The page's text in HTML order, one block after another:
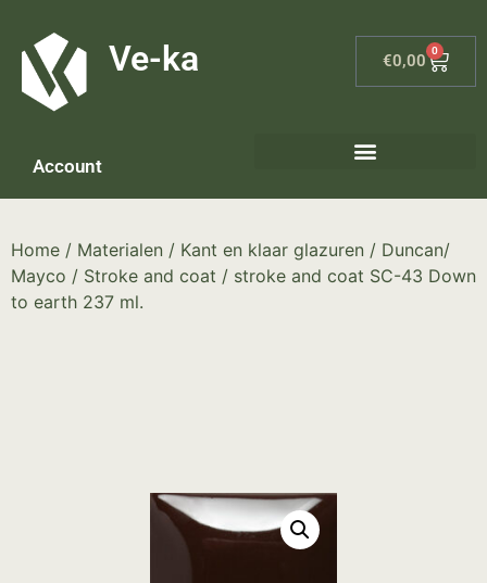
Ve-ka €0,00
0
Account
Home / Materialen / Kant en klaar glazuren / Duncan/
Mayco / Stroke and coat / stroke and coat SC-43 Down
to earth 237 ml.